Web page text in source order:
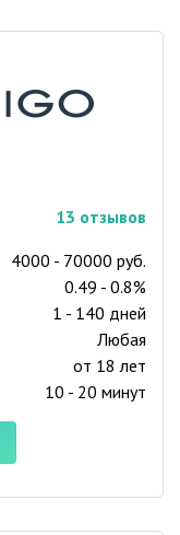
13 отзывов
4000 - 70000 руб.
0.49 - 0.8%
1 - 140 дней
Любая
от 18 лет
10 - 20 минут